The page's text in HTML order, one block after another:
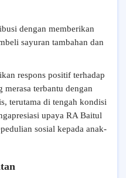
dengan memberikan
sayuran tambahan dan
respons positif terhadap
terbantu dengan
terutama di tengah kondisi
upaya RA Baitul
sosial kepada anak-